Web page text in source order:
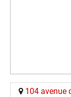
104 avenue